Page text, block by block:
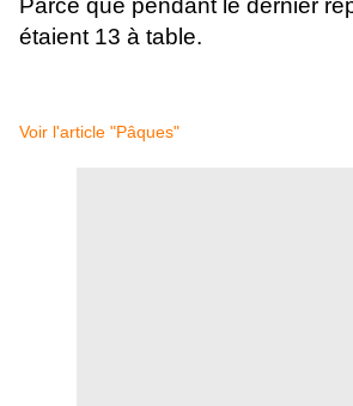
Parce que pendant le dernier
étaient 13 à table.
Voir l'article "Pâques"